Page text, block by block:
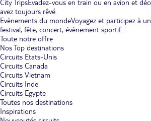
City TripsEvadez-vous en train ou en avion et
avez toujours rêvé.
Evènements du mondeVoyagez et participez à
festival, fête, concert, évènement sportif...
Toute notre offre
Nos Top destinations
Circuits Etats-Unis
Circuits Canada
Circuits Vietnam
Circuits Inde
Circuits Egypte
Toutes nos destinations
Inspirations